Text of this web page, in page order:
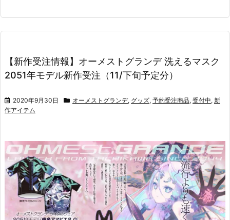
【新作受注情報】オーメストグランデ 洗えるマスク
2051年モデル新作受注（11/下旬予定分）
2020年9月30日 オーメストグランデ, グッズ, 予約受注商品, 受付中, 新
作アイテム